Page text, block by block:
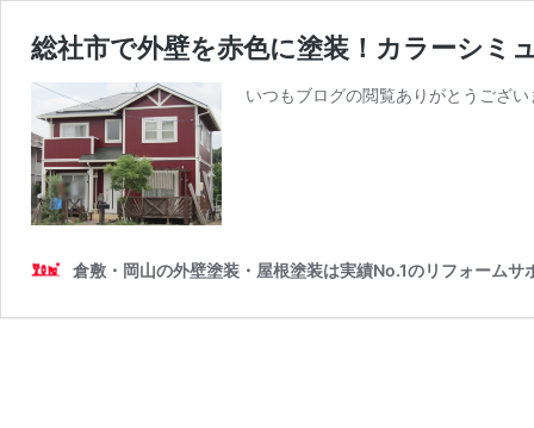
総社市で外壁を赤色に塗装！カラーシミ
いつもブログの閲覧ありがとうござ
倉敷・岡山の外壁塗装・屋根塗装は実績No.1のリフォームサ